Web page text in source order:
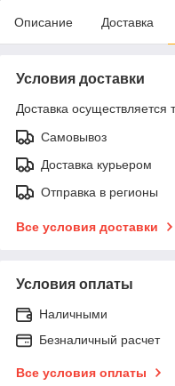
Описание Доставка
Условия доставки
Доставка осуществляется
Самовывоз
Доставка курьером
Отправка в регионы
Все условия доставки
Условия оплаты
Наличными
Безналичный расчет
Все условия оплаты